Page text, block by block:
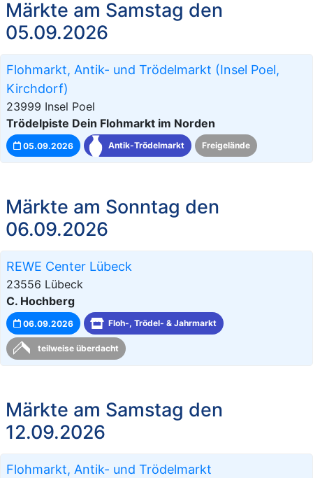
Märkte am Samstag den
05.09.2026
Flohmarkt, Antik- und Trödelmarkt (Insel Poel,
Kirchdorf)
23999 Insel Poel
Trödelpiste Dein Flohmarkt im Norden
05.09.2026 Antik-Trödelmarkt Freigelände
Märkte am Sonntag den
06.09.2026
REWE Center Lübeck
23556 Lübeck
C. Hochberg
06.09.2026 Floh-, Trödel- & Jahrmarkt
teilweise überdacht
Märkte am Samstag den
12.09.2026
Flohmarkt, Antik- und Trödelmarkt